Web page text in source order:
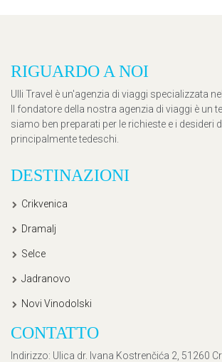
RIGUARDO A NOI
Ulli Travel è un'agenzia di viaggi specializzata
Il fondatore della nostra agenzia di viaggi è un
siamo ben preparati per le richieste e i desideri
principalmente tedeschi.
DESTINAZIONI
Crikvenica
Dramalj
Selce
Jadranovo
Novi Vinodolski
CONTATTO
Indirizzo: Ulica dr. Ivana Kostrenčića 2, 51260